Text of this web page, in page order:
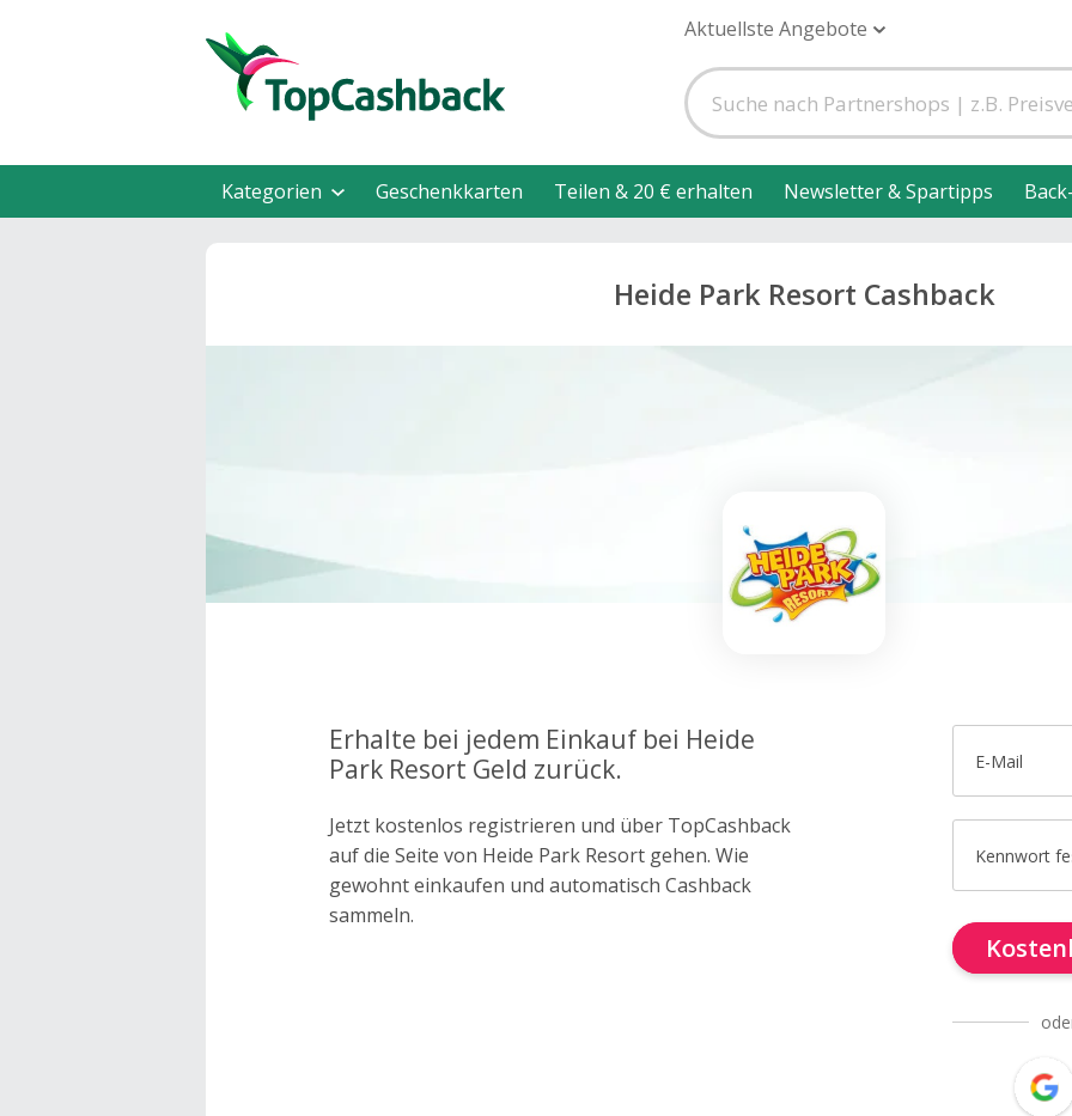
Aktuellste Angebote
Kategorien Geschenkkarten Teilen & 20 € erhalten Newsletter & Spartipps
Heide Park Resort Cashback
Erhalte bei jedem Einkauf bei Heide
Park Resort Geld zurück.
Jetzt kostenlos registrieren und über TopCashback
auf die Seite von Heide Park Resort gehen. Wie
gewohnt einkaufen und automatisch Cashback
sammeln.
E-Mail
Kennwort